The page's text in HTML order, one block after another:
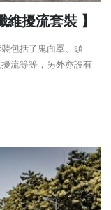
擾流套裝 】
包括了鬼面罩、頭
流等等，另外亦設有